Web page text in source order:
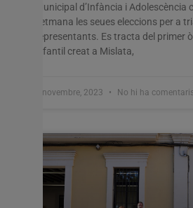
Municipal d’Infància i Adolescència
setmana les seues eleccions per a
representants. Es tracta del primer
infantil creat a Mislata,
7 novembre, 2023 No hi ha comentaris